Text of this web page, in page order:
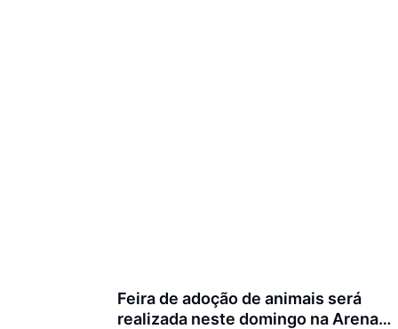
Feira de adoção de animais será
realizada neste domingo na Arena